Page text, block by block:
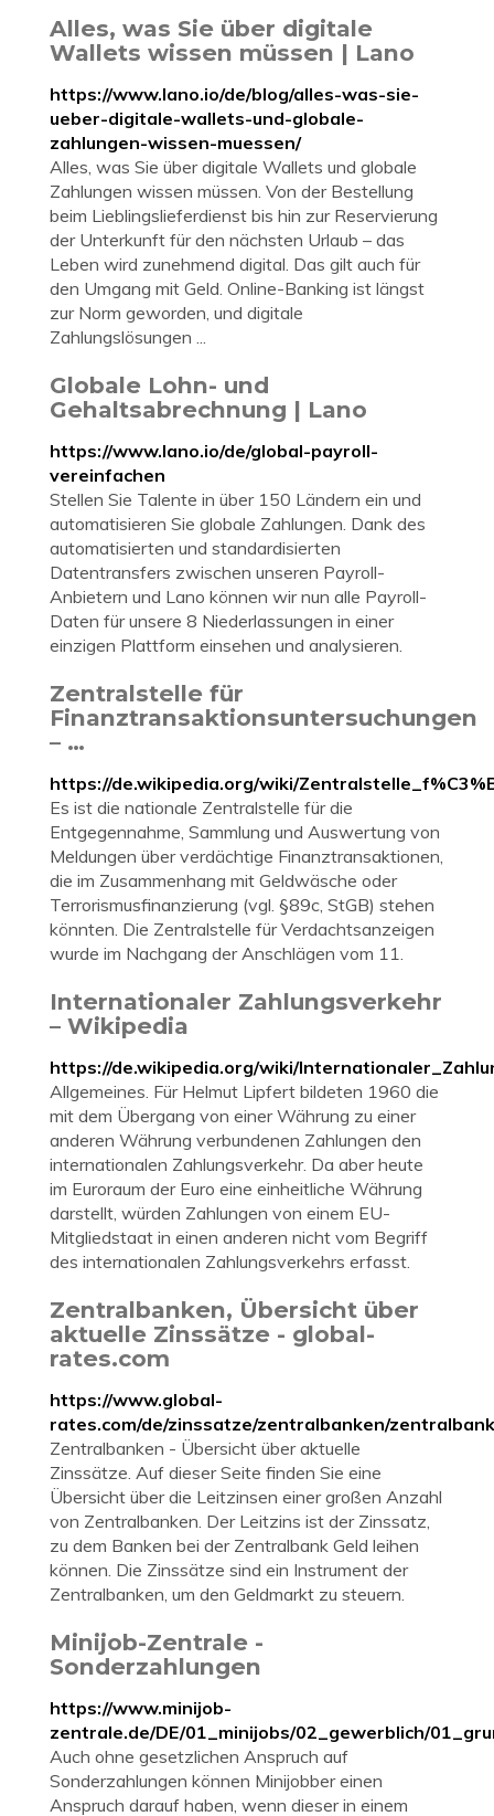
Alles, was Sie über digitale
Wallets wissen müssen | Lano
https://www.lano.io/de/blog/alles-was-sie-
ueber-digitale-wallets-und-globale-
zahlungen-wissen-muessen/
Alles, was Sie über digitale Wallets und globale
Zahlungen wissen müssen. Von der Bestellung
beim Lieblingslieferdienst bis hin zur Reservierung
der Unterkunft für den nächsten Urlaub – das
Leben wird zunehmend digital. Das gilt auch für
den Umgang mit Geld. Online-Banking ist längst
zur Norm geworden, und digitale
Zahlungslösungen ...
Globale Lohn- und
Gehaltsabrechnung | Lano
https://www.lano.io/de/global-payroll-
vereinfachen
Stellen Sie Talente in über 150 Ländern ein und
automatisieren Sie globale Zahlungen. Dank des
automatisierten und standardisierten
Datentransfers zwischen unseren Payroll-
Anbietern und Lano können wir nun alle Payroll-
Daten für unsere 8 Niederlassungen in einer
einzigen Plattform einsehen und analysieren.
Zentralstelle für
Finanztransaktionsuntersuchungen
– …
https://de.wikipedia.org/wiki/
Es ist die nationale Zentralstelle für die
Entgegennahme, Sammlung und Auswertung von
Meldungen über verdächtige Finanztransaktionen,
die im Zusammenhang mit Geldwäsche oder
Terrorismusfinanzierung (vgl. §89c, StGB) stehen
könnten. Die Zentralstelle für Verdachtsanzeigen
wurde im Nachgang der Anschlägen vom 11.
Internationaler Zahlungsverkehr
– Wikipedia
https://de.wikipedia.org/wiki/
Allgemeines. Für Helmut Lipfert bildeten 1960 die
mit dem Übergang von einer Währung zu einer
anderen Währung verbundenen Zahlungen den
internationalen Zahlungsverkehr. Da aber heute
im Euroraum der Euro eine einheitliche Währung
darstellt, würden Zahlungen von einem EU-
Mitgliedstaat in einen anderen nicht vom Begriff
des internationalen Zahlungsverkehrs erfasst.
Zentralbanken, Übersicht über
aktuelle Zinssätze - global-
rates.com
https://www.global-
rates.com/de/zinssatze/zentralbanken/
Zentralbanken - Übersicht über aktuelle
Zinssätze. Auf dieser Seite finden Sie eine
Übersicht über die Leitzinsen einer großen Anzahl
von Zentralbanken. Der Leitzins ist der Zinssatz,
zu dem Banken bei der Zentralbank Geld leihen
können. Die Zinssätze sind ein Instrument der
Zentralbanken, um den Geldmarkt zu steuern.
Minijob-Zentrale -
Sonderzahlungen
https://www.minijob-
zentrale.de/DE/01_minijobs/02_gewerblich/
Auch ohne gesetzlichen Anspruch auf
Sonderzahlungen können Minijobber einen
Anspruch darauf haben, wenn dieser in einem